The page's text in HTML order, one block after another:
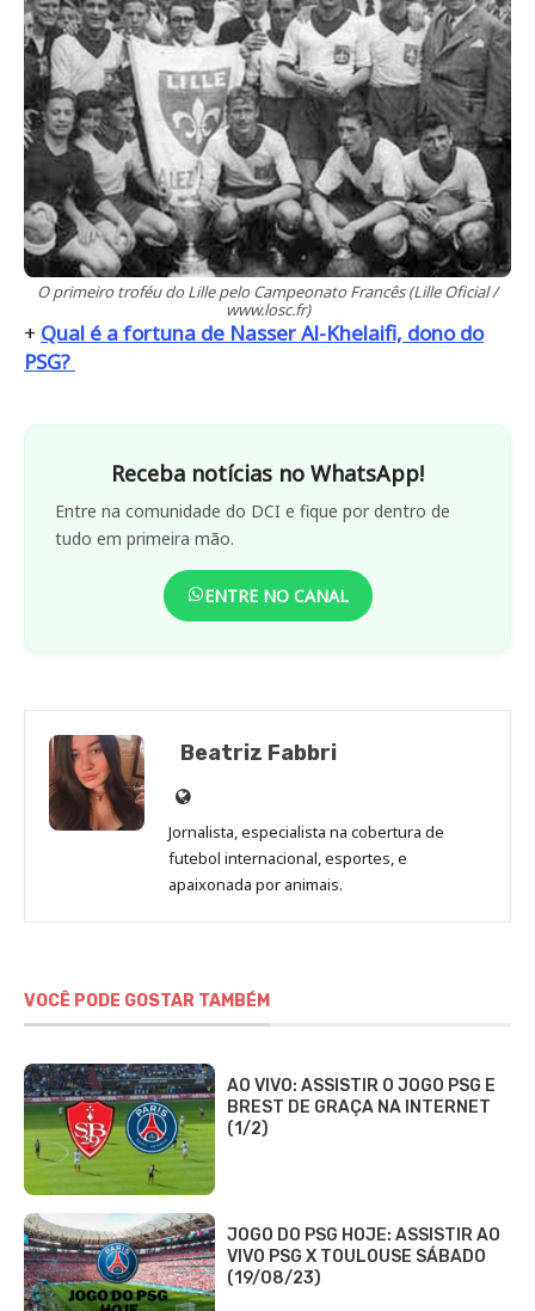
O primeiro troféu do Lille pelo Campeonato Francês (Lille Oficial /
www.losc.fr)
+ Qual é a fortuna de Nasser Al-Khelaifi, dono do
PSG?
Receba notícias no WhatsApp!
Entre na comunidade do DCI e fique por dentro de
tudo em primeira mão.
ENTRE NO CANAL
Beatriz Fabbri
Site
de
Beatriz
Fabbri
Jornalista, especialista na cobertura de
futebol internacional, esportes, e
apaixonada por animais.
VOCÊ PODE GOSTAR TAMBÉM
AO VIVO: ASSISTIR O JOGO PSG E
BREST DE GRAÇA NA INTERNET
(1/2)
JOGO DO PSG HOJE: ASSISTIR AO
VIVO PSG X TOULOUSE SÁBADO
(19/08/23)